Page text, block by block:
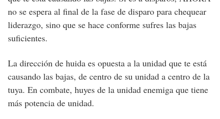
no se espera al final de la fase de disparo para chequear
liderazgo, sino que se hace conforme sufres las bajas
suficientes.
La dirección de huida es opuesta a la unidad que te está
causando las bajas, de centro de su unidad a centro de la
tuya. En combate, huyes de la unidad enemiga que tiene
más potencia de unidad.